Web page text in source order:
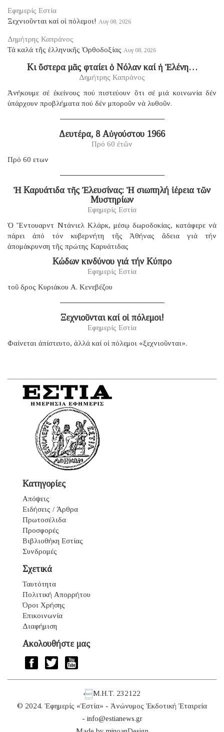
Εφημερίς Εστία
Ξεχνιοῦνται καί οἱ πόλεμοι! Αυγ 08, 2026
Δημήτρης Καπράνος
Τά καλά τῆς ἑλληνικῆς Ὀρθοδοξίας Αυγ 08, 2026
Κι ὕστερα μᾶς φταίει ὁ Νόλαν καί ἡ Ἑλένη…
Δημήτρης Καπράνος
Ἀνήκουμε σέ ἐκείνους πού πιστεύουν ὅτι σέ μιά κοινωνία δέν
ὑπάρχουν προβλήματα πού δέν μποροῦν νά λυθοῦν.
Δευτέρα, 8 Αὐγούστου 1966
Πρό 60 ἐτῶν
Πρό 60 ετων
Ἡ Καρυάτιδα τῆς Ἐλευσίνας: Ἡ σιωπηλή ἱέρεια τῶν
Μυστηρίων
Εφημερίς Εστία
Ὁ Ἔντουαρντ Ντάνιελ Κλάρκ, μέσῳ δωροδοκίας, κατάφερε νά
πάρει ἀπό τόν κυβερνήτη τῆς Ἀθήνας ἄδεια γιά τήν
ἀπομάκρυνση τῆς πρώτης Καρυάτιδας
Κώδων κινδύνου γιά τήν Κύπρο
Εφημερίς Εστία
τοῦ δρος Κυριάκου Α. Κενεβέζου
Ξεχνιοῦνται καί οἱ πόλεμοι!
Εφημερίς Εστία
Φαίνεται ἀπίστευτο, ἀλλά καί οἱ πόλεμοι «ξεχνιοῦνται».
Κατηγορίες
Απόψεις
Ειδήσεις / Άρθρα
Πρωτοσέλιδα
Προσφορές
Βιβλιοθήκη Εστίας
Συνδρομές
Σχετικά
Ταυτότητα
Πολιτική Απορρήτου
Όροι Χρήσης
Επικοινωνία
Διαφήμιση
Ακολουθήστε μας
Μ.Η.Τ. 232122
© 2024. Ἐφημερίς «Ἑστία» - Ἀνώνυμος Ἐκδοτική Ἑταιρεία
- info@estianews.gr